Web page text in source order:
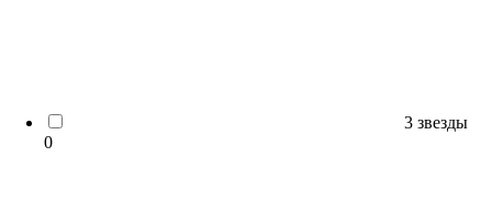
3 звезды
0